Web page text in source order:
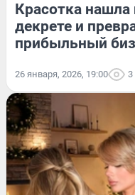
Красотка
декрете и
прибыльный
26 января, 2026, 19:00 3